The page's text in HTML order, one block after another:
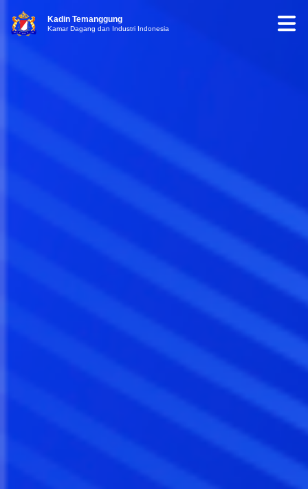
Kadin Temanggung
Kamar Dagang dan Industri Indonesia